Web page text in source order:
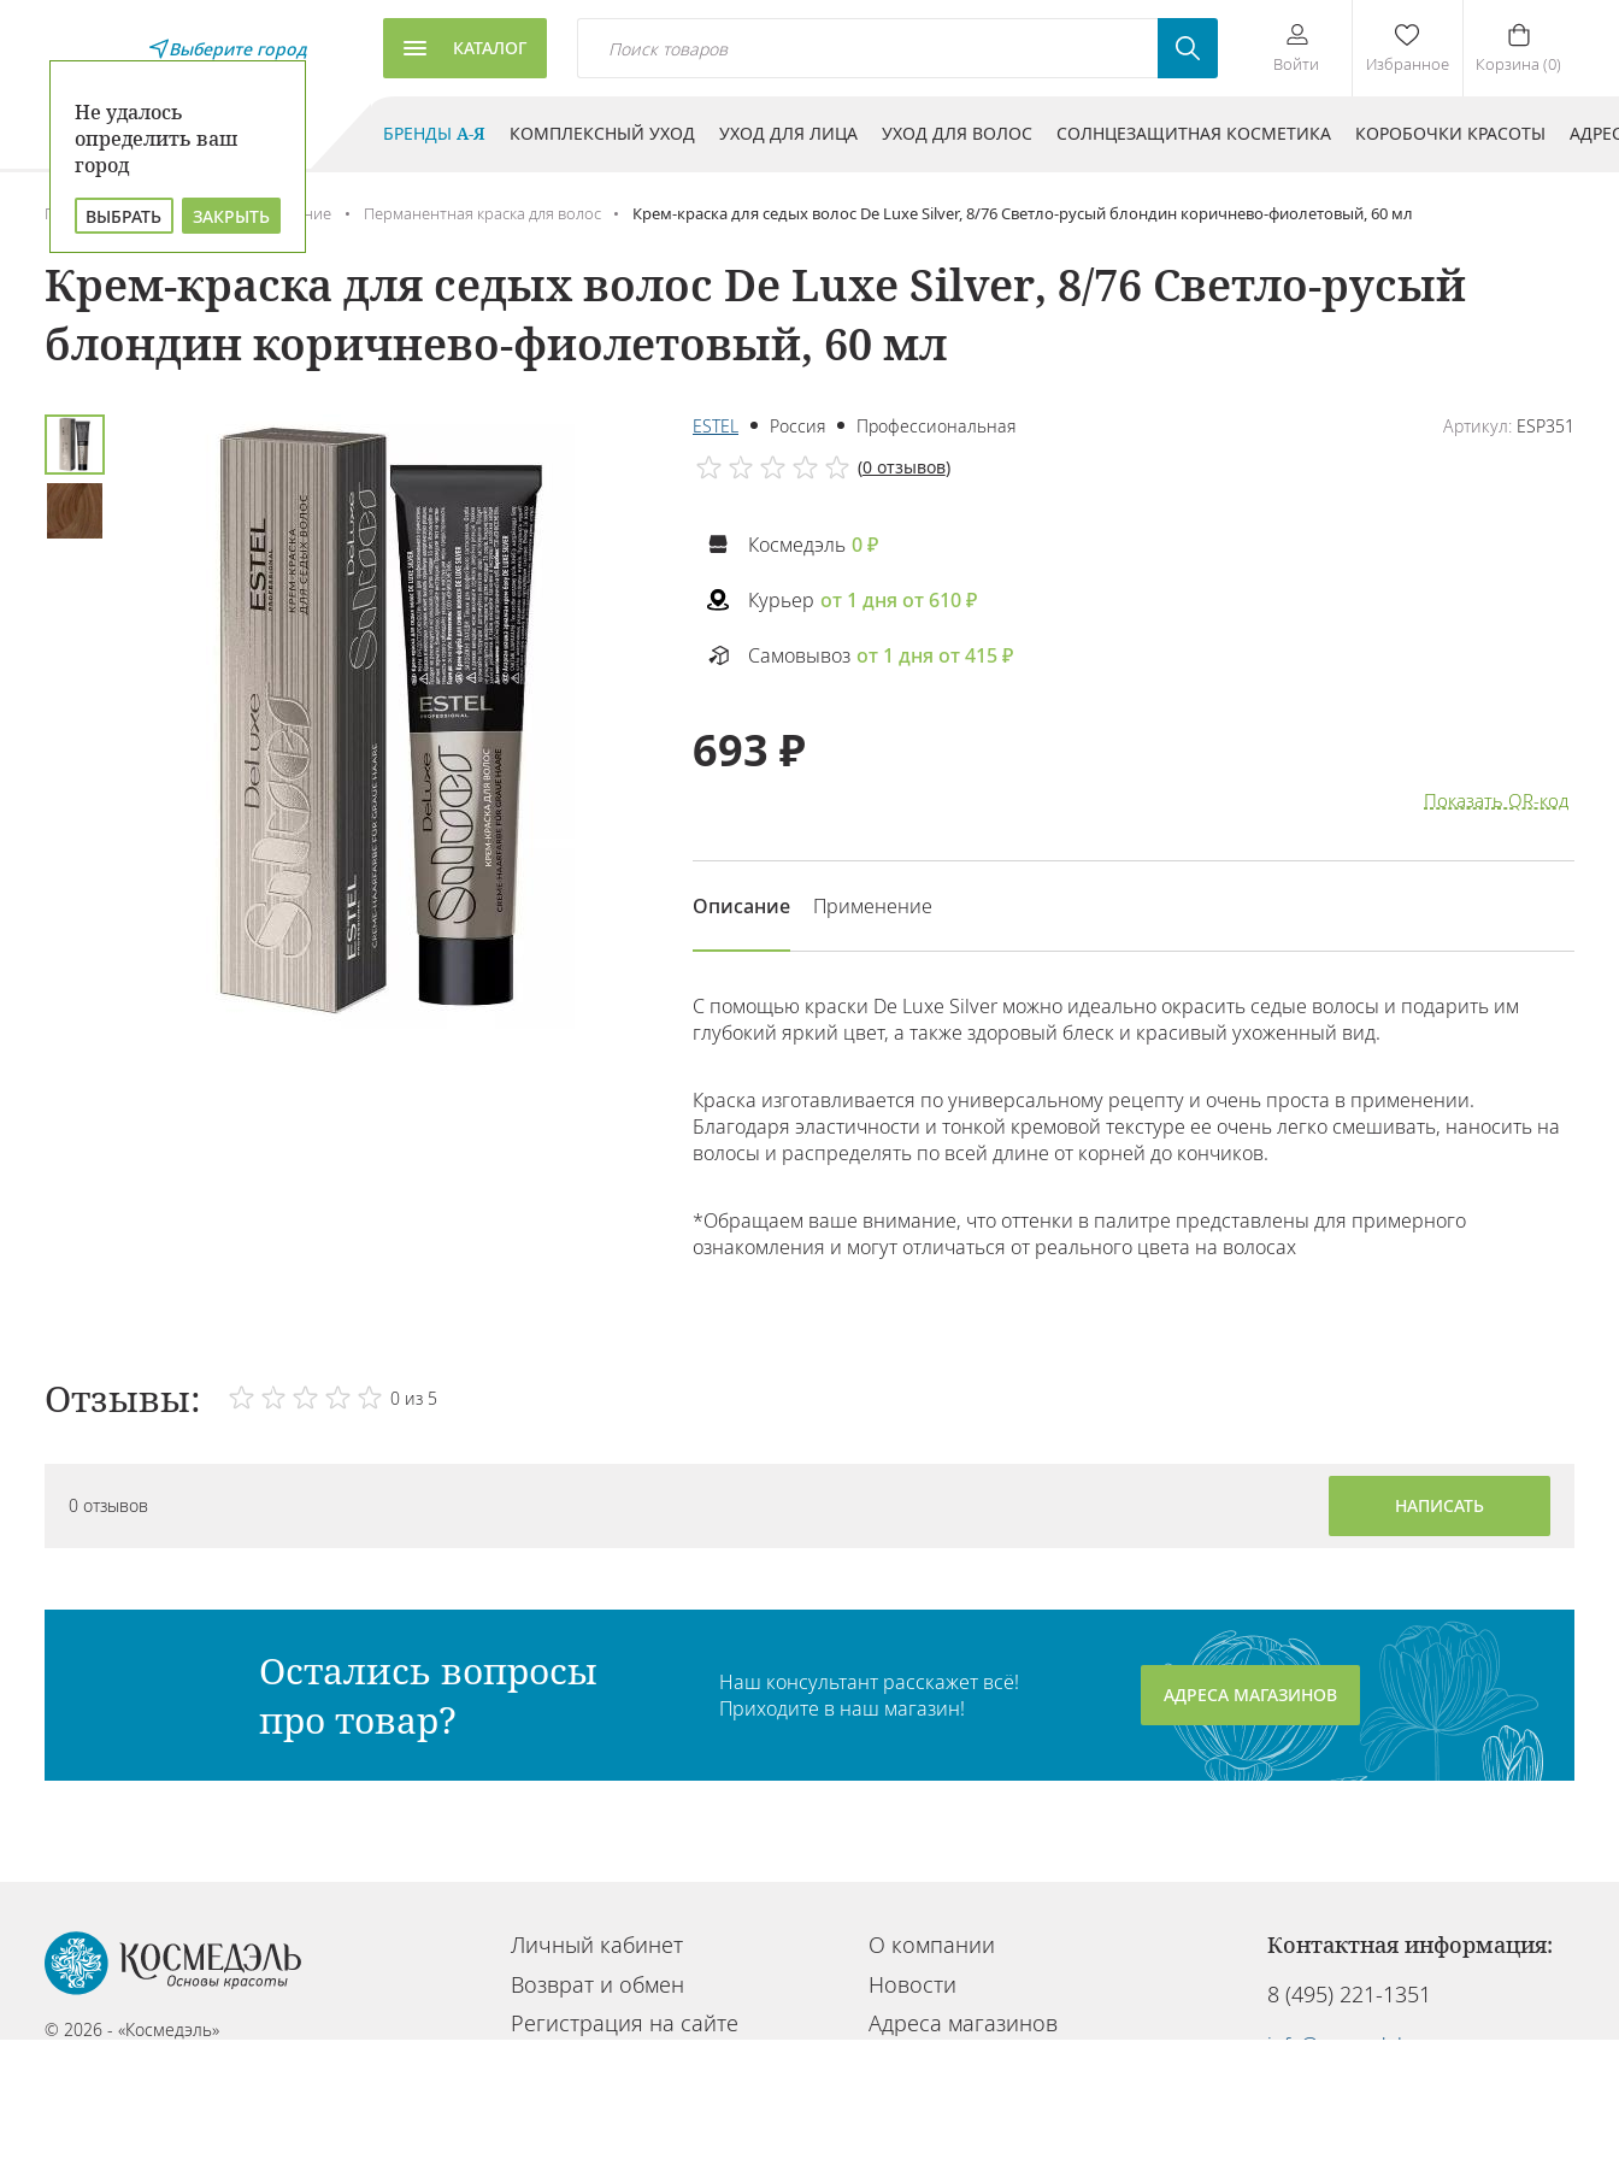
Выберите город
Не удалось
определить ваш
город
ВЫБРАТЬ ЗАКРЫТЬ
КАТАЛОГ
Войти Избранное Корзина (0)
БРЕНДЫ А-Я КОМПЛЕКСНЫЙ УХОД УХОД ДЛЯ ЛИЦА УХОД ДЛЯ ВОЛОС СОЛНЦЕЗАЩИТНАЯ КОСМЕТИКА КОРОБОЧКИ КРАСОТЫ
Главная Каталог Окрашивание Перманентная краска для волос Крем-краска для седых волос De Luxe Silver, 8/76 Светло-русый блондин коричнево-фиолетовый, 60 мл
Крем-краска для седых волос De Luxe Silver, 8/76 Светло-русый
блондин коричнево-фиолетовый, 60 мл
ESTEL Россия Профессиональная Артикул: ESP351
(0 отзывов)
Космедэль 0 ₽
Курьер от 1 дня от 610 ₽
Самовывоз от 1 дня от 415 ₽
693 ₽
Показать QR-код
Описание Применение
С помощью краски De Luxe Silver можно идеально окрасить седые волосы и подарить им
глубокий яркий цвет, а также здоровый блеск и красивый ухоженный вид.
Краска изготавливается по универсальному рецепту и очень проста в применении.
Благодаря эластичности и тонкой кремовой текстуре ее очень легко смешивать, наносить на
волосы и распределять по всей длине от корней до кончиков.
*Обращаем ваше внимание, что оттенки в палитре представлены для примерного
ознакомления и могут отличаться от реального цвета на волосах
Отзывы: 0 из 5
0 отзывов НАПИСАТЬ
Остались вопросы
про товар?
Наш консультант расскажет всё!
Приходите в наш магазин!
АДРЕСА МАГАЗИНОВ
© 2026 - «Космедэль»
Личный кабинет
Возврат и обмен
Регистрация на сайте
О компании
Новости
Адреса магазинов
Контактная информация:
8 (495) 221-1351
info@cosmedel.ru